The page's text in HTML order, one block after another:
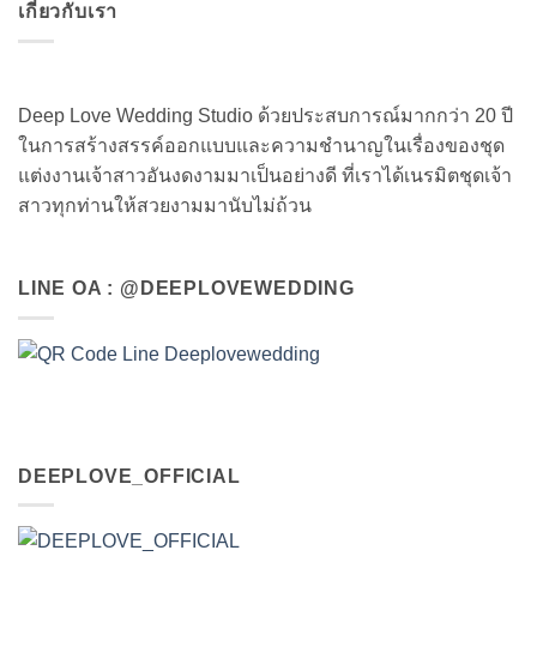
เกี่ยวกับเรา
Deep Love Wedding Studio ด้วยประสบการณ์มากกว่า 20 ปี
ในการสร้างสรรค์ออกแบบและความชำนาญในเรื่องของชุด
แต่งงานเจ้าสาวอันงดงามมาเป็นอย่างดี ที่เราได้เนรมิตชุดเจ้า
สาวทุกท่านให้สวยงามมานับไม่ถ้วน
LINE OA : @DEEPLOVEWEDDING
DEEPLOVE_OFFICIAL